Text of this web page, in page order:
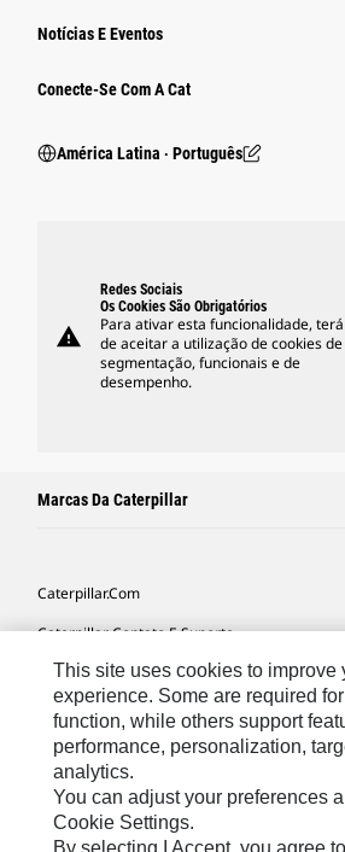
Notícias E Eventos
Conecte-Se Com A Cat
América Latina ‧ Português
warning
Redes Sociais
Os Cookies São Obrigatórios
Para ativar esta funcionalidade, terá
de aceitar a utilização de cookies de
segmentação, funcionais e de
desempenho.
Marcas Da Caterpillar
Caterpillar.com
Caterpillar Contato E Suporte
Minhas Preferências De Marketing
Mapa Do Local
Cookie Settings
Legal
Privacidade
This site uses cookies to improve
experience. Some are required
function, while others support
performance, personalization,
analytics.
You can adjust your preferences
Cookie Settings.
By selecting I Accept, you agree